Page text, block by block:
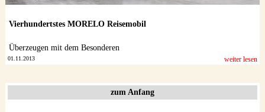
Vierhundertstes MORELO Reisemobil
Überzeugen mit dem Besonderen
01.11.2013 weiter lesen
zum Anfang